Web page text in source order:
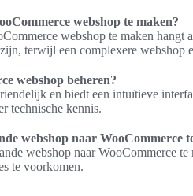
webshop te maken?
webshop te maken hangt
terwijl een complexere webshop
webshop beheren?
en biedt een intuïtieve
technische kennis.
webshop naar WooCommerce
webshop naar WooCommerce
te voorkomen.